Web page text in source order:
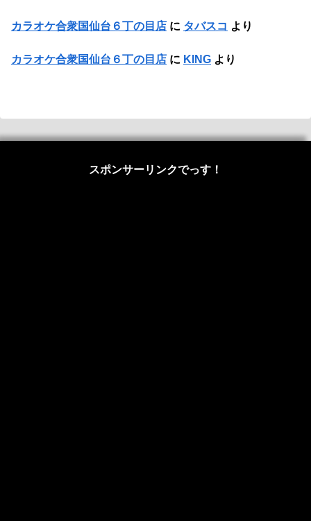
カラオケ合衆国仙台６丁の目店 に タバスコ より
カラオケ合衆国仙台６丁の目店 に KING より
スポンサーリンクでっす！